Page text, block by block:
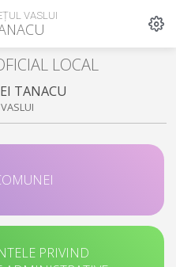
VASLUI
LOCAL
TANACU
PRIVIND